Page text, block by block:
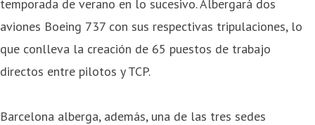
temporada de verano en lo sucesivo. Albergará dos
aviones Boeing 737 con sus respectivas tripulaciones, lo
que conlleva la creación de 65 puestos de trabajo
directos entre pilotos y TCP.
Barcelona alberga, además, una de las tres sedes